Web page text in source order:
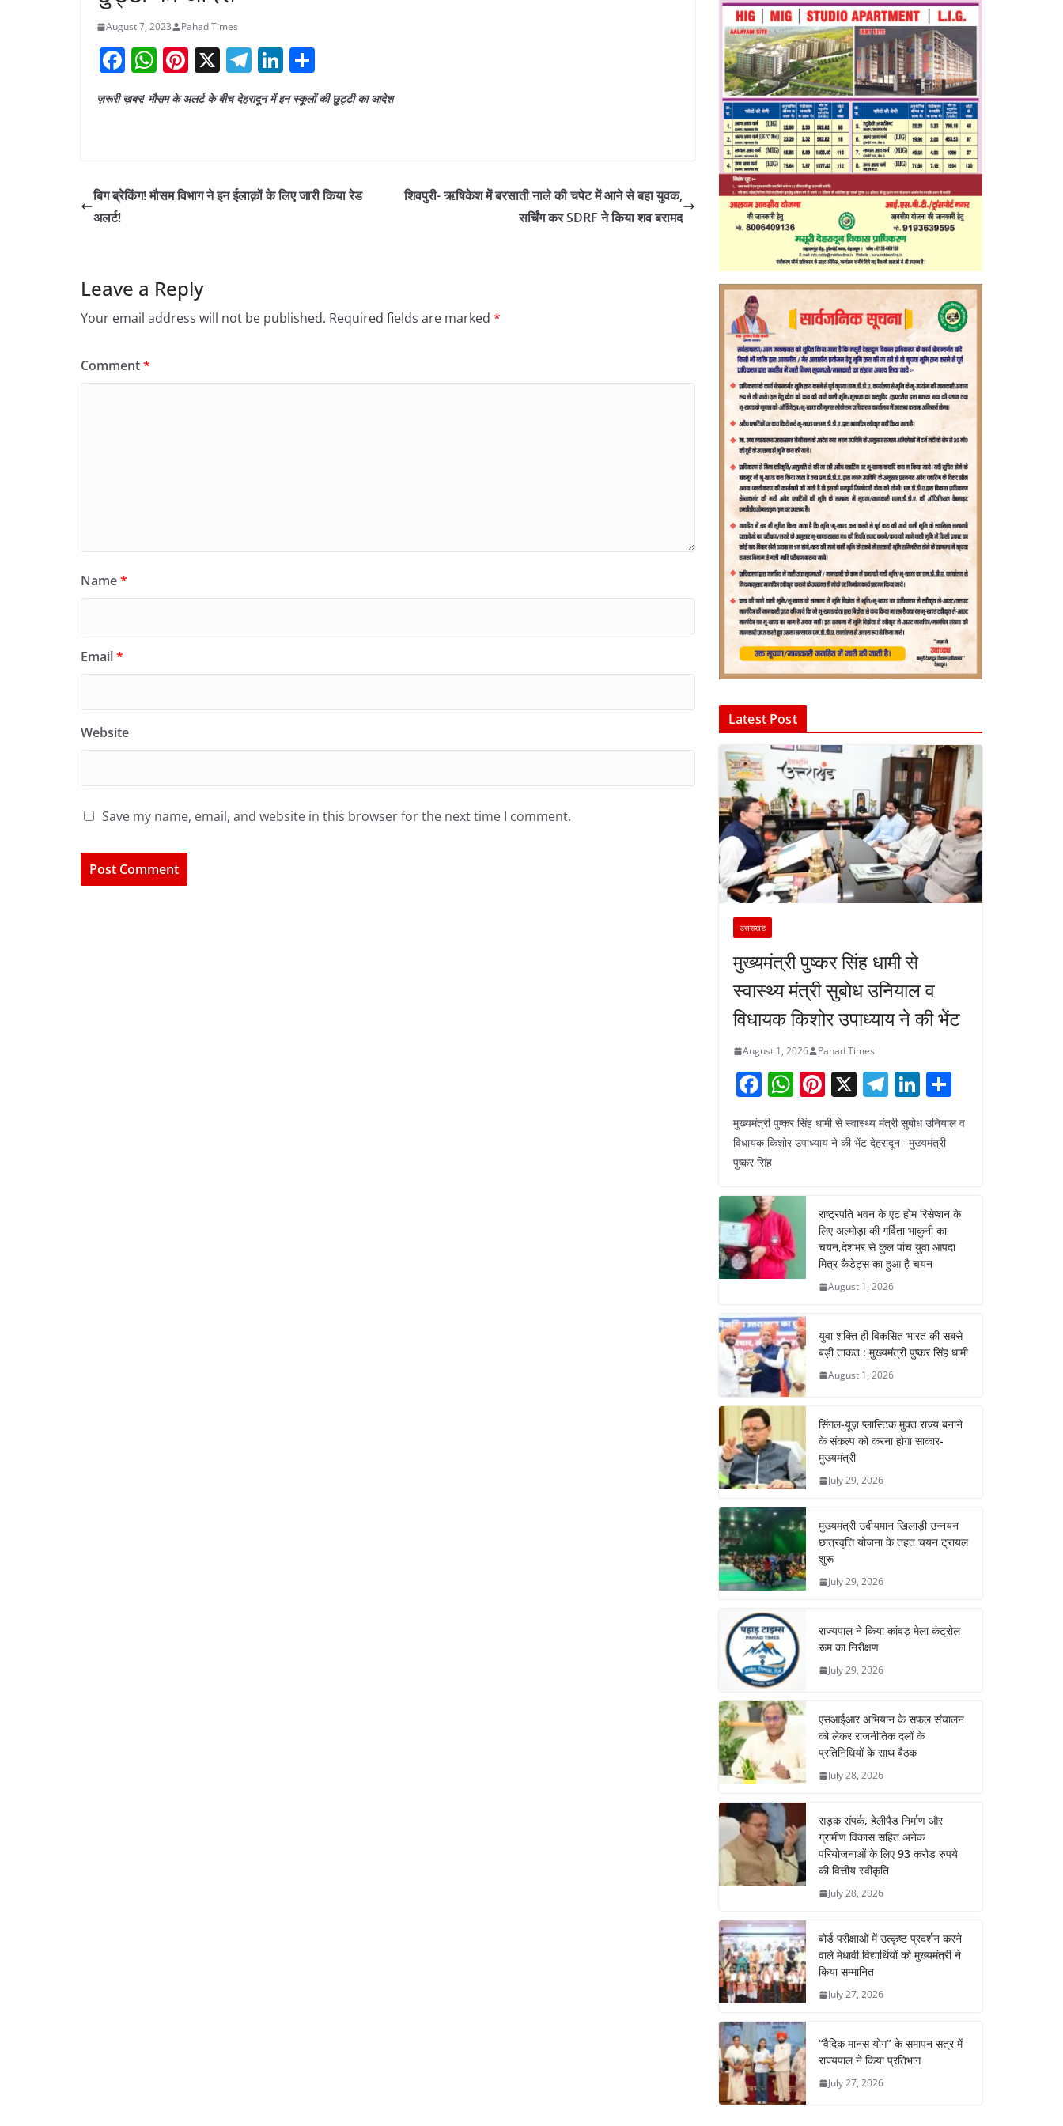
August 7, 2023 Pahad Times
F
c
o
o
W
h
at
p
p
Pi
nt
er
X T
e
m
Li
k
n
h
ar
ज़रूरी ख़बर! मौसम के अलर्ट के बीच देहरादून में इन स्कूलों की छुट्टी का आदेश
बिग ब्रेकिंग! मौसम विभाग ने इन ईलाक़ों के लिए जारी किया रेड
अलर्ट!
शिवपुरी- ऋषिकेश में बरसाती नाले की चपेट में आने से बहा युवक,
सर्चिंग कर SDRF ने किया शव बरामद
Leave a Reply
Your email address will not be published. Required fields are marked *
Comment*
Name*
Email*
Website
Save my name, email, and website in this browser for the next time I comment.
Latest Post
उत्तराखंड
मुख्यमंत्री पुष्कर सिंह धामी से
स्वास्थ्य मंत्री सुबोध उनियाल व
विधायक किशोर उपाध्याय ने की भेंट
August 1, 2026 Pahad Times
F
a
c
e
o
o
k
W
h
at
p
Pi
nt
er
X T
el
e
gr
m
Li
n
k
n
ar
मुख्यमंत्री पुष्कर सिंह धामी से स्वास्थ्य मंत्री सुबोध उनियाल व
विधायक किशोर उपाध्याय ने की भेंट देहरादून –मुख्यमंत्री
पुष्कर सिंह
राष्ट्रपति भवन के एट होम रिसेप्शन के
लिए अल्मोड़ा की गर्विता भाकुनी का
चयन,देशभर से कुल पांच युवा आपदा
मित्र कैडेट्स का हुआ है चयन
August 1, 2026
युवा शक्ति ही विकसित भारत की सबसे
बड़ी ताकत : मुख्यमंत्री पुष्कर सिंह धामी
August 1, 2026
सिंगल-यूज़ प्लास्टिक मुक्त राज्य बनाने
के संकल्प को करना होगा साकार-
मुख्यमंत्री
July 29, 2026
मुख्यमंत्री उदीयमान खिलाड़ी उन्नयन
छात्रवृत्ति योजना के तहत चयन ट्रायल
शुरू
July 29, 2026
राज्यपाल ने किया कांवड़ मेला कंट्रोल
रूम का निरीक्षण
July 29, 2026
एसआईआर अभियान के सफल संचालन
को लेकर राजनीतिक दलों के
प्रतिनिधियों के साथ बैठक
July 28, 2026
सड़क संपर्क, हेलीपैड निर्माण और
ग्रामीण विकास सहित अनेक
परियोजनाओं के लिए 93 करोड़ रुपये
की वित्तीय स्वीकृति
July 28, 2026
बोर्ड परीक्षाओं में उत्कृष्ट प्रदर्शन करने
वाले मेधावी विद्यार्थियों को मुख्यमंत्री ने
किया सम्मानित
July 27, 2026
‘‘वैदिक मानस योग’’ के समापन सत्र में
राज्यपाल ने किया प्रतिभाग
July 27, 2026